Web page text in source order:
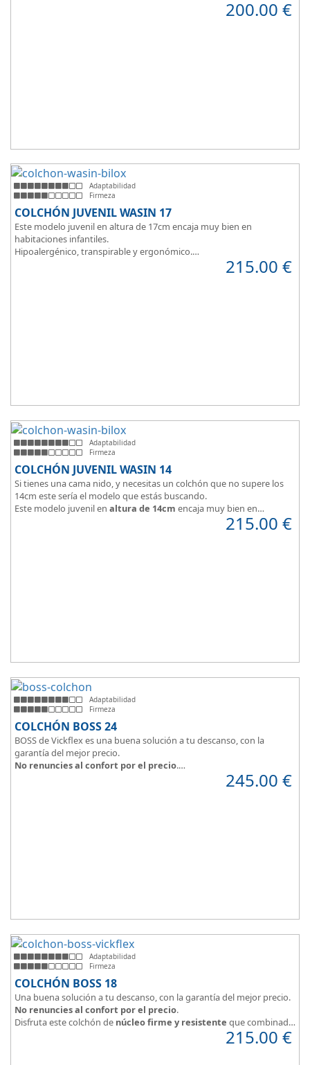
100% que brinda una sensación de confort inmediata.200.00 €
Adaptabilidad
Firmeza
COLCHÓN JUVENIL WASIN 17
Este modelo juvenil en altura de 17cm encaja muy bien en
habitaciones infantiles.
Hipoalergénico, transpirable y ergonómico.
215.00 €
Adaptabilidad
Firmeza
COLCHÓN JUVENIL WASIN 14
Si tienes una cama nido, y necesitas un colchón que no supere los
14cm este sería el modelo que estás buscando.
Este modelo juvenil en altura de 14cm encaja muy bien en
215.00 €
Adaptabilidad
Firmeza
COLCHÓN BOSS 24
BOSS de Vickflex es una buena solución a tu descanso, con la
garantía del mejor precio.
No renuncies al confort por el precio.
núcleo firme y resistenteque combinado
con su material viscoelástico ViscoPlume en ambas caras y algodón
245.00 €
Adaptabilidad
Firmeza
COLCHÓN BOSS 18
Una buena solución a tu descanso, con la garantía del mejor precio.
No renuncies al confort por el precio.
Disfruta este colchón de núcleo firme y resistente que combinado
con el material viscoelástico ViscoPlume en ambas caras y algodón
en cara de verano, consigue un descanso reparador y máximo
215.00 €